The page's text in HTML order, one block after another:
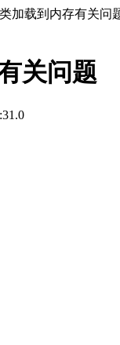
加载到内存有关问
关问题